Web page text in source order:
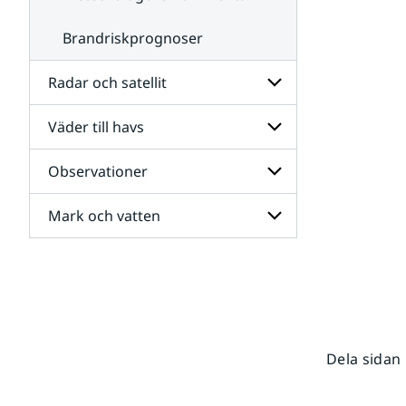
Brandriskprognoser
Radar och satellit
Undersidor
för
Radar
och
satellit
Väder till havs
Undersidor
för
Väder
till
havs
Observationer
Undersidor
för
Mark och vatten
Dela sidan